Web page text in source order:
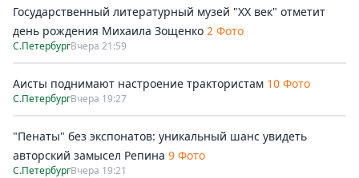
Государственный литературный музей "ХХ век" отметит
день рождения Михаила Зощенко 2 Фото
С.ПетербургВчера 21:59
Аисты поднимают настроение трактористам 10 Фото
С.ПетербургВчера 19:27
"Пенаты" без экспонатов: уникальный шанс увидеть
авторский замысел Репина 9 Фото
С.ПетербургВчера 19:21